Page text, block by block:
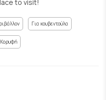
to visit!
Για κουβεντούλα